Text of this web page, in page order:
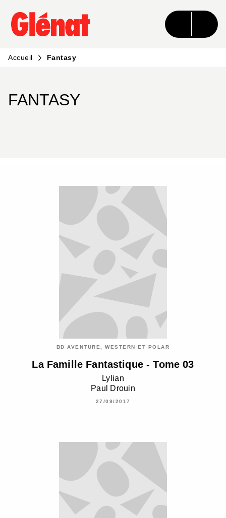
MENU RECHERCHE CONTENU
PIED DE PAGE
Accueil Fantasy
FANTASY
BD AVENTURE, WESTERN ET POLAR
La Famille Fantastique - Tome 03
Lylian
Paul Drouin
27/09/2017